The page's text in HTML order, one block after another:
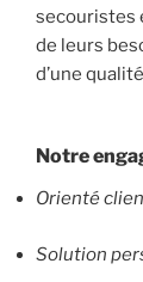
secouristes
de leurs
d’une
Notre
Orienté
Solution